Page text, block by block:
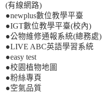
(有線網路)
●newplus數位教學平臺
●IGT數位教學平臺(校內)
●公物維修通報系統(總務處)
●LIVE ABC英語學習系統
●easy test
●校園植物地圖
●粉絲專頁
●空氣品質